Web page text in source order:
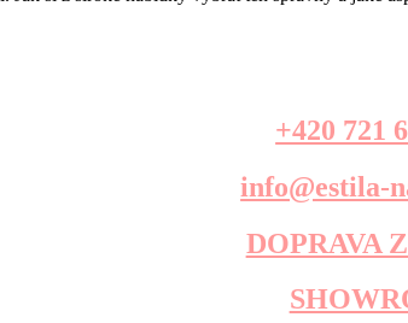
+420 721
info@estila-
DOPRAVA